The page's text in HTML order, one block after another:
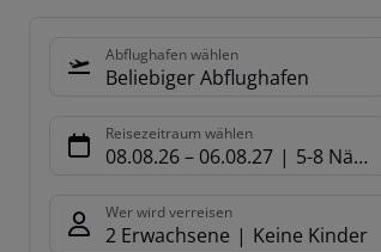
Abflughafen wählen
Beliebiger Abflughafen
Reisezeitraum wählen
08.08.26– 06.08.27 5-8 Nächte
Wer wird verreisen
2 Erwachsene Keine Kinder